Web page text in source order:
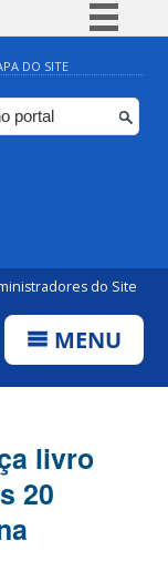
BR
DO SITE
do Site
MENU
livro
20